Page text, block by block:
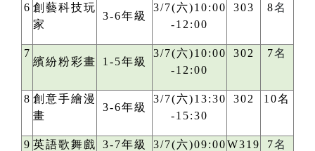
6 創藝科技玩
家
3-6年級
3/7(六)10:00
-12:00
303 8名
7
繽紛粉彩畫 1-5年級
3/7(六)10:00
-12:00
302 7名
8 創意手繪漫
畫
3-6年級
3/7(六)13:30
-15:30
302 10名
9 英語歌舞戲
3-7年級
3/7(六)09:00W319 7名